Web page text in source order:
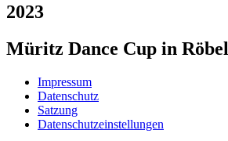
2023
Müritz Dance Cup in Röbel
Impressum
Datenschutz
Satzung
Datenschutzeinstellungen